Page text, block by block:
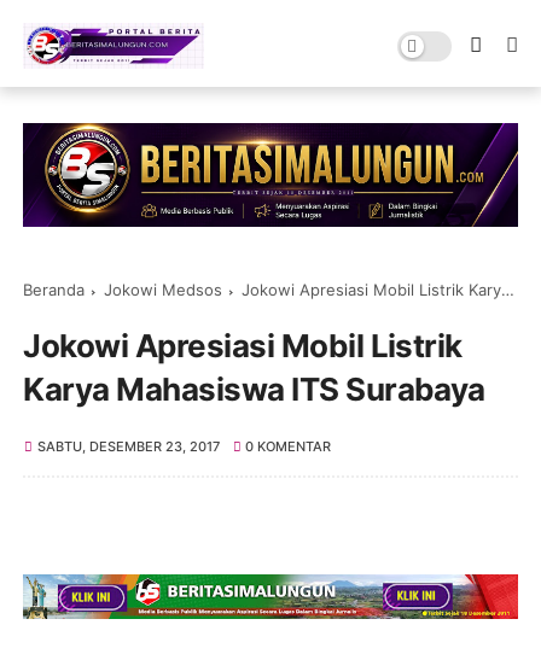
Beranda Jokowi Medsos Jokowi Apresiasi Mobil Listrik Karya Mahasiswa ITS Surabaya
Jokowi Apresiasi Mobil Listrik
Karya Mahasiswa ITS Surabaya
SABTU, DESEMBER 23, 2017 0 KOMENTAR